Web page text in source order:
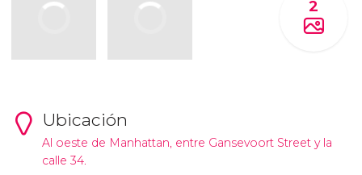
2
Ubicación
Al oeste de Manhattan, entre Gansevoort Street y la
calle 34.